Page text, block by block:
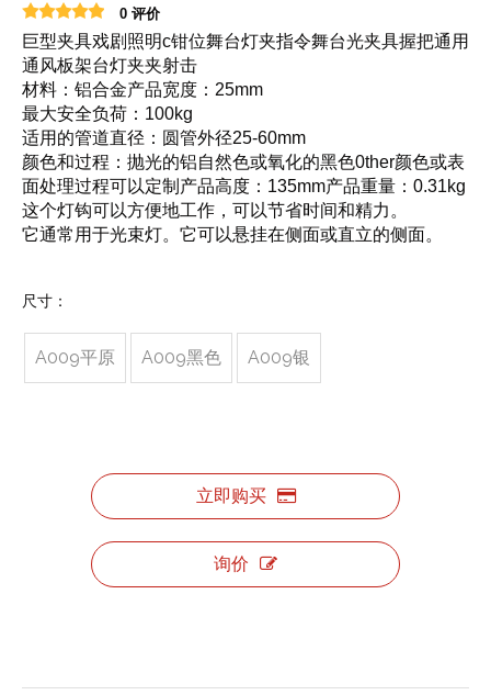
0 评价
巨型夹具戏剧照明c钳位舞台灯夹指令舞台光夹具握把通用
通风板架台灯夹夹射击
材料：铝合金产品宽度：25mm
最大安全负荷：100kg
适用的管道直径：圆管外径25-60mm
颜色和过程：抛光的铝自然色或氧化的黑色0ther颜色或表
面处理过程可以定制产品高度：135mm产品重量：0.31kg
这个灯钩可以方便地工作，可以节省时间和精力。
它通常用于光束灯。它可以悬挂在侧面或直立的侧面。
尺寸：
A009平原 A009黑色 A009银
立即购买
询价